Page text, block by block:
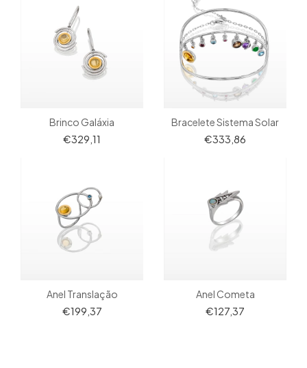
Brinco Galáxia
€329,11
Bracelete Sistema Solar
€333,86
Anel Translação
€199,37
Anel Cometa
€127,37